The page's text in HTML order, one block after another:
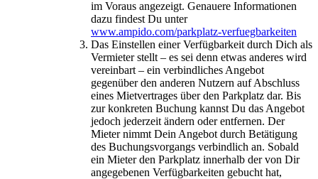
im Voraus angezeigt. Genauere Informationen
dazu findest Du unter
www.ampido.com/parkplatz-verfuegbarkeiten
Das Einstellen einer Verfügbarkeit durch Dich als
Vermieter stellt – es sei denn etwas anderes wird
vereinbart – ein verbindliches Angebot
gegenüber den anderen Nutzern auf Abschluss
eines Mietvertrages über den Parkplatz dar. Bis
zur konkreten Buchung kannst Du das Angebot
jedoch jederzeit ändern oder entfernen. Der
Mieter nimmt Dein Angebot durch Betätigung
des Buchungsvorgangs verbindlich an. Sobald
ein Mieter den Parkplatz innerhalb der von Dir
angegebenen Verfügbarkeiten gebucht hat,